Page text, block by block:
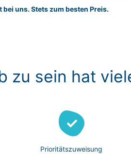
bei uns.Stets zum besten Preis.
zu sein hat
Prioritätszuweisung